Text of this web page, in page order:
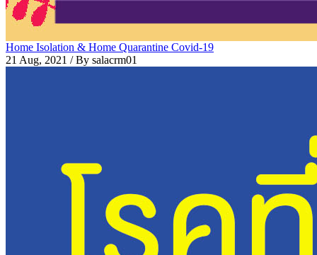
Home Isolation & Home Quarantine Covid-19
21 Aug, 2021 / By salacrm01